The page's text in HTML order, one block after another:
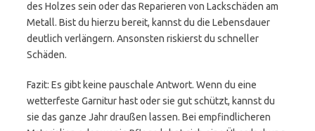
des Holzes sein oder das Reparieren von Lackschäden am
Metall. Bist du hierzu bereit, kannst du die Lebensdauer
deutlich verlängern. Ansonsten riskierst du schneller
Schäden.
Fazit: Es gibt keine pauschale Antwort. Wenn du eine
wetterfeste Garnitur hast oder sie gut schützt, kannst du
sie das ganze Jahr draußen lassen. Bei empfindlicheren